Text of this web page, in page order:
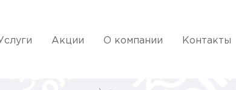
Акции О компании Контакты